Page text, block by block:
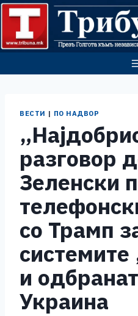
Skip
content
ВЕСТИ | ПО НАДВОР
разговор
Зеленски
со Трамп
системите
и
Украина